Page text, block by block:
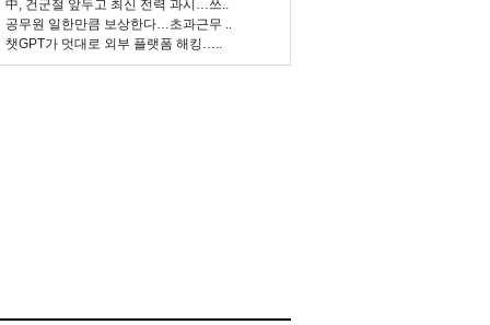
中, 건군절 앞두고 최신 전력 과시…쓰..
공무원 일한만큼 보상한다…초과근무 ..
챗GPT가 멋대로 외부 플랫폼 해킹…..